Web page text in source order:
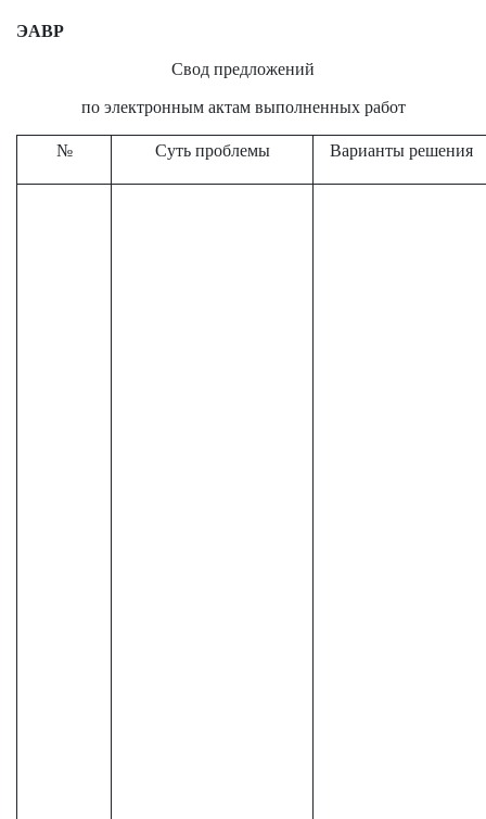
ЭАВР
Свод предложений
по электронным актам выполненных работ
№ Суть проблемы Варианты решения